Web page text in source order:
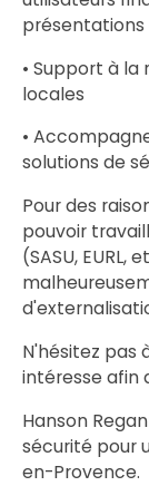
• Support à
locales
•
solutions de
Pour des
pouvoir
(SASU, EURL,
N'hésitez pas
intéresse afin
Hanson
sécurité pour
en-Provence.